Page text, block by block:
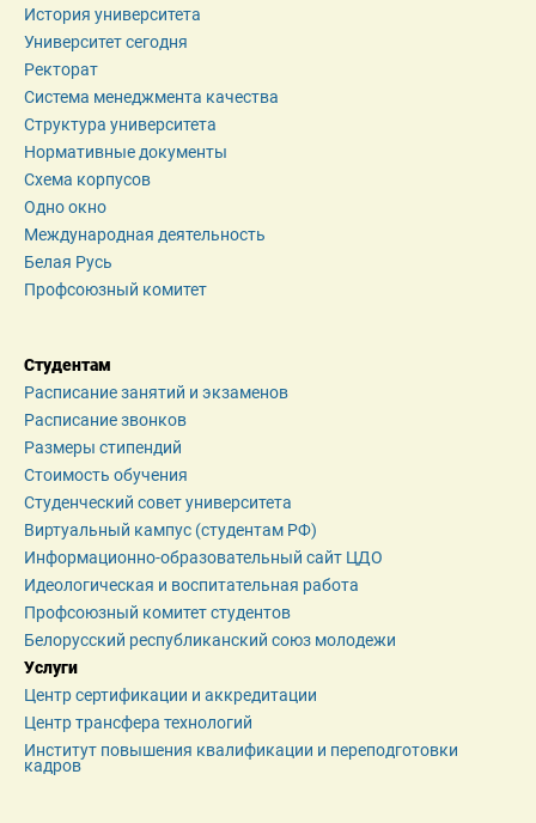
История университета
Университет сегодня
Ректорат
Система менеджмента качества
Структура университета
Нормативные документы
Схема корпусов
Одно окно
Международная деятельность
Белая Русь
Профсоюзный комитет
Студентам
Расписание занятий и экзаменов
Расписание звонков
Размеры стипендий
Стоимость обучения
Студенческий совет университета
Виртуальный кампус (студентам РФ)
Информационно-образовательный сайт ЦДО
Идеологическая и воспитательная работа
Профсоюзный комитет студентов
Белорусский республиканский союз молодежи
Услуги
Центр сертификации и аккредитации
Центр трансфера технологий
Институт повышения квалификации и переподготовки
кадров